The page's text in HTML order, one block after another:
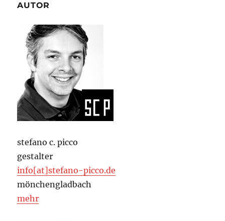
AUTOR
stefano c. picco
gestalter
info[at]stefano-picco.de
mönchengladbach
mehr